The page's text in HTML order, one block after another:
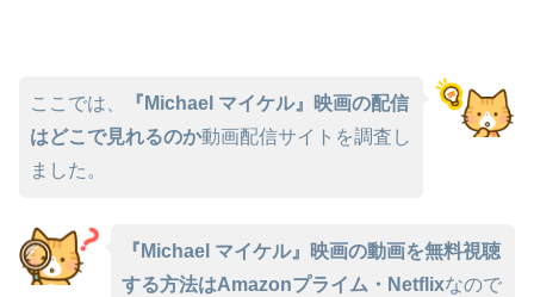
ここでは、
『Michael マイケル』映画の配信
はどこで見れるのか動画配信サイトを調査し
ました。
『Michael マイケル』映画の動画を無料視聴
する方法はAmazonプライム・Netflixなので